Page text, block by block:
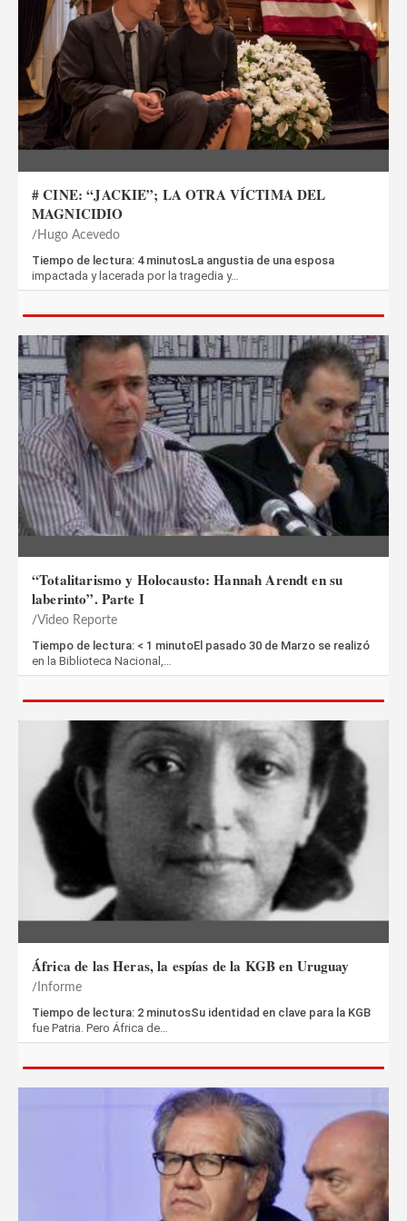
# CINE: “JACKIE”; LA OTRA VÍCTIMA DEL
MAGNICIDIO
Hugo Acevedo
Tiempo de lectura: 4 minutosLa angustia de una esposa
impactada y lacerada por la tragedia y…
“Totalitarismo y Holocausto: Hannah Arendt en su
laberinto”. Parte I
Video Reporte
Tiempo de lectura: < 1 minutoEl pasado 30 de Marzo se realizó
en la Biblioteca Nacional,…
África de las Heras, la espías de la KGB en Uruguay
Informe
Tiempo de lectura: 2 minutosSu identidad en clave para la KGB
fue Patria. Pero África de…